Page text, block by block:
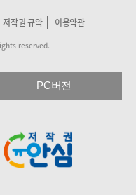
저작권 규약 이용약관
reserved.
PC버전